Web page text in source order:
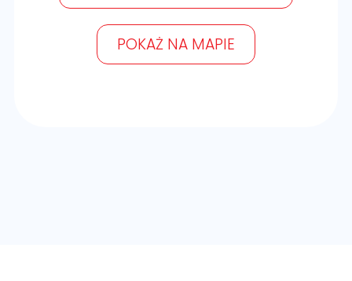
POKAŻ NA MAPIE